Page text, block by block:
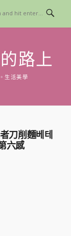
路上
生活美學
刀削麵베테
六感